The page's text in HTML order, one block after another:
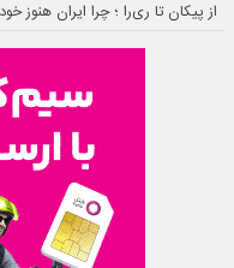
از پیکان تا ری‌را ؛ چرا ایران هنوز